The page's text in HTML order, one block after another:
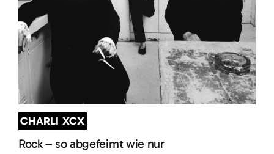
CHARLI XCX
Rock – so abgefeimt wie nur